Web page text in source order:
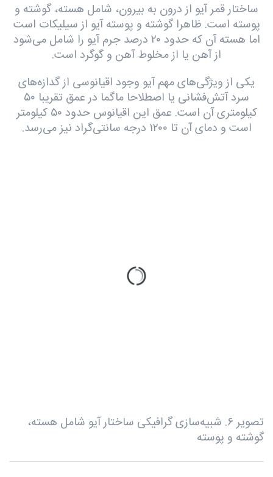
ساختار قمر آیو از درون به بیرون، شامل هسته، گوشته و
پوسته است. ظاهرا گوشته و پوسته آیو از سیلیکات است
اما هسته آن که حدود ۲۰ درصد جرم آیو را شامل می‌شود
از آهن یا از مخلوط آهن و گوگرد است.
یکی از ویژگی‌های مهم آیو وجود اقیانوسی از گدازه‌های
سرد آتش‌فشانی یا اصطلاحا ماگما در عمق تقریبا ۵۰
کیلومتری آن است. عمق این اقیانوس حدود ۵۰ کیلومتر
است و دمای آن تا ۱۲۰۰ درجه سانتی‌گراد نیز می‌رسد.
تصویر ۶. شبیه‌سازی گرافیکی ساختار آیو شامل هسته،
گوشته و پوسته